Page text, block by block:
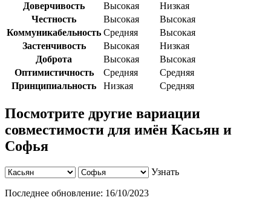
Доверчивость Высокая
Низкая
Честность
Высокая
Высокая
Коммуникабельность Средняя
Высокая
Застенчивость
Высокая
Низкая
Доброта
Высокая
Высокая
Оптимистичность
Средняя
Средняя
Принципиальность
Низкая Средняя
Посмотрите другие вариации
совместимости для имён Касьян и
Софья
Узнать
Последнее обновление: 16/10/2023